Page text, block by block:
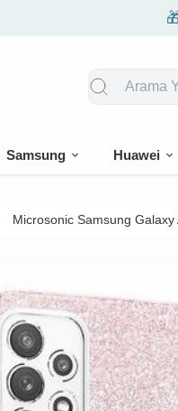
Samsung Huawei
Microsonic Samsung Galaxy